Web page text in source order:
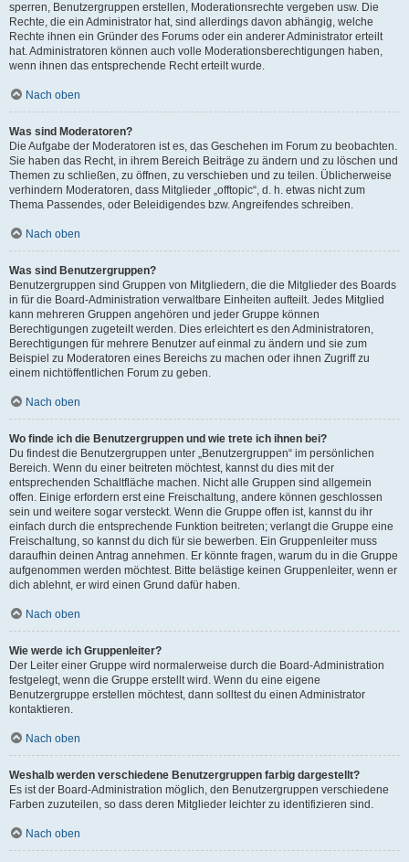
sperren, Benutzergruppen erstellen, Moderationsrechte vergeben usw. Die
Rechte, die ein Administrator hat, sind allerdings davon abhängig, welche
Rechte ihnen ein Gründer des Forums oder ein anderer Administrator erteilt
hat. Administratoren können auch volle Moderationsberechtigungen haben,
wenn ihnen das entsprechende Recht erteilt wurde.
Nach oben
Was sind Moderatoren?
Die Aufgabe der Moderatoren ist es, das Geschehen im Forum zu beobachten.
Sie haben das Recht, in ihrem Bereich Beiträge zu ändern und zu löschen und
Themen zu schließen, zu öffnen, zu verschieben und zu teilen. Üblicherweise
verhindern Moderatoren, dass Mitglieder „offtopic“, d. h. etwas nicht zum
Thema Passendes, oder Beleidigendes bzw. Angreifendes schreiben.
Nach oben
Was sind Benutzergruppen?
Benutzergruppen sind Gruppen von Mitgliedern, die die Mitglieder des Boards
in für die Board-Administration verwaltbare Einheiten aufteilt. Jedes Mitglied
kann mehreren Gruppen angehören und jeder Gruppe können
Berechtigungen zugeteilt werden. Dies erleichtert es den Administratoren,
Berechtigungen für mehrere Benutzer auf einmal zu ändern und sie zum
Beispiel zu Moderatoren eines Bereichs zu machen oder ihnen Zugriff zu
einem nichtöffentlichen Forum zu geben.
Nach oben
Wo finde ich die Benutzergruppen und wie trete ich ihnen bei?
Du findest die Benutzergruppen unter „Benutzergruppen“ im persönlichen
Bereich. Wenn du einer beitreten möchtest, kannst du dies mit der
entsprechenden Schaltfläche machen. Nicht alle Gruppen sind allgemein
offen. Einige erfordern erst eine Freischaltung, andere können geschlossen
sein und weitere sogar versteckt. Wenn die Gruppe offen ist, kannst du ihr
einfach durch die entsprechende Funktion beitreten; verlangt die Gruppe eine
Freischaltung, so kannst du dich für sie bewerben. Ein Gruppenleiter muss
daraufhin deinen Antrag annehmen. Er könnte fragen, warum du in die Gruppe
aufgenommen werden möchtest. Bitte belästige keinen Gruppenleiter, wenn er
dich ablehnt, er wird einen Grund dafür haben.
Nach oben
Wie werde ich Gruppenleiter?
Der Leiter einer Gruppe wird normalerweise durch die Board-Administration
festgelegt, wenn die Gruppe erstellt wird. Wenn du eine eigene
Benutzergruppe erstellen möchtest, dann solltest du einen Administrator
kontaktieren.
Nach oben
Weshalb werden verschiedene Benutzergruppen farbig dargestellt?
Es ist der Board-Administration möglich, den Benutzergruppen verschiedene
Farben zuzuteilen, so dass deren Mitglieder leichter zu identifizieren sind.
Nach oben